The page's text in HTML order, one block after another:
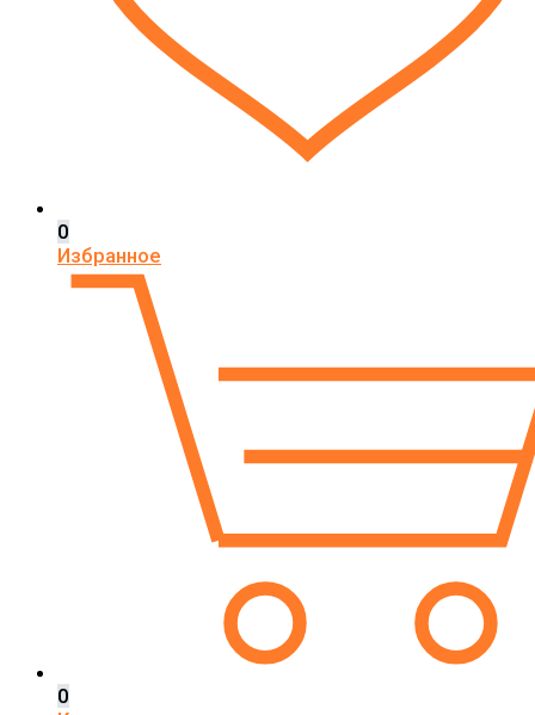
0
Избранное
0